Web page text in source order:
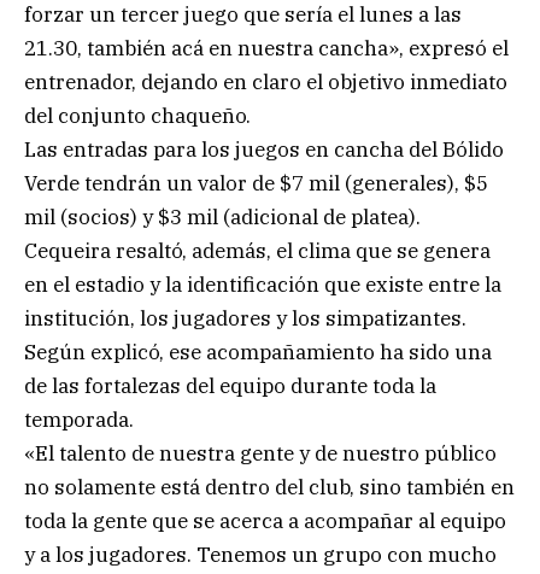
forzar un tercer juego que sería el lunes a las
21.30, también acá en nuestra cancha», expresó el
entrenador, dejando en claro el objetivo inmediato
del conjunto chaqueño.
Las entradas para los juegos en cancha del Bólido
Verde tendrán un valor de $7 mil (generales), $5
mil (socios) y $3 mil (adicional de platea).
Cequeira resaltó, además, el clima que se genera
en el estadio y la identificación que existe entre la
institución, los jugadores y los simpatizantes.
Según explicó, ese acompañamiento ha sido una
de las fortalezas del equipo durante toda la
temporada.
«El talento de nuestra gente y de nuestro público
no solamente está dentro del club, sino también en
toda la gente que se acerca a acompañar al equipo
y a los jugadores. Tenemos un grupo con mucho